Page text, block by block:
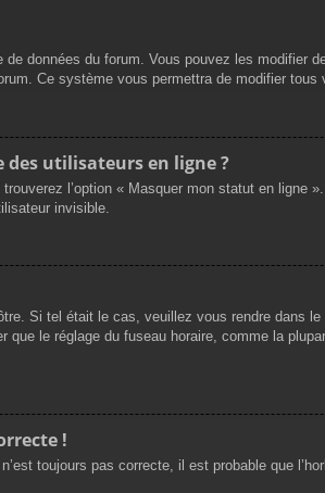
données du forum. Vous pouvez les modifier
Ce système vous permettra de modifier
utilisateurs en ligne ?
l’option « Masquer mon statut en
invisible.
Si tel était le cas, veuillez vous rendre dans
le réglage du fuseau horaire, comme la
!
toujours pas correcte, il est probable que